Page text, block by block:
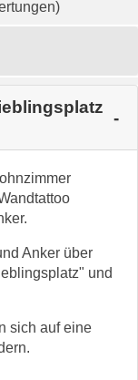
Anker über
und
sich auf eine